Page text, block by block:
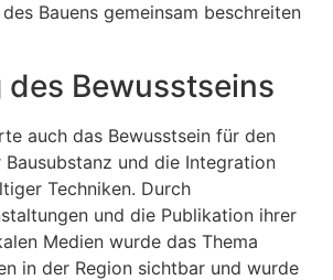
Bauens gemeinsam beschreiten
des Bewusstseins
auch das Bewusstsein für den
und die Integration
Techniken. Durch
und die Publikation ihrer
Medien wurde das Thema
in der Region sichtbar und wurde